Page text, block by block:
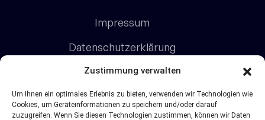
Zustimmung verwalten
Um Ihnen ein optimales Erlebnis zu bieten, verwenden wir Technologien wie
Cookies, um Geräteinformationen zu speichern und/oder darauf
zuzugreifen. Wenn Sie diesen Technologien zustimmen, können wir Daten
Impressum
Datenschutzerklärung
AGB
Kontakt